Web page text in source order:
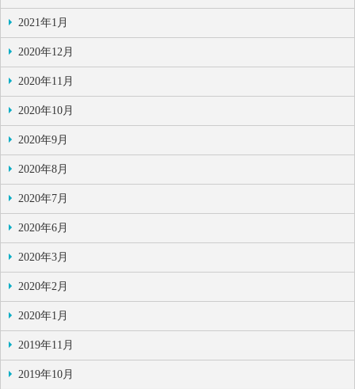
2021年1月
2020年12月
2020年11月
2020年10月
2020年9月
2020年8月
2020年7月
2020年6月
2020年3月
2020年2月
2020年1月
2019年11月
2019年10月